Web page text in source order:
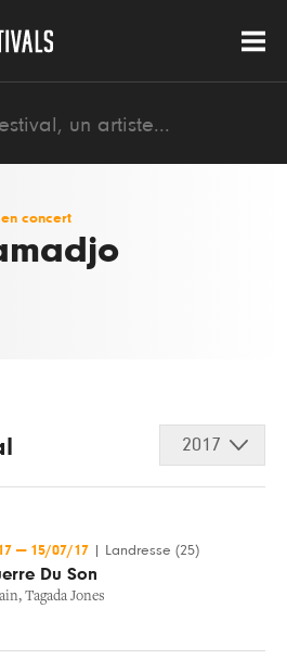
concert
2017
— 15/07/17 Landresse (25)
Du Son
, Tagada Jones